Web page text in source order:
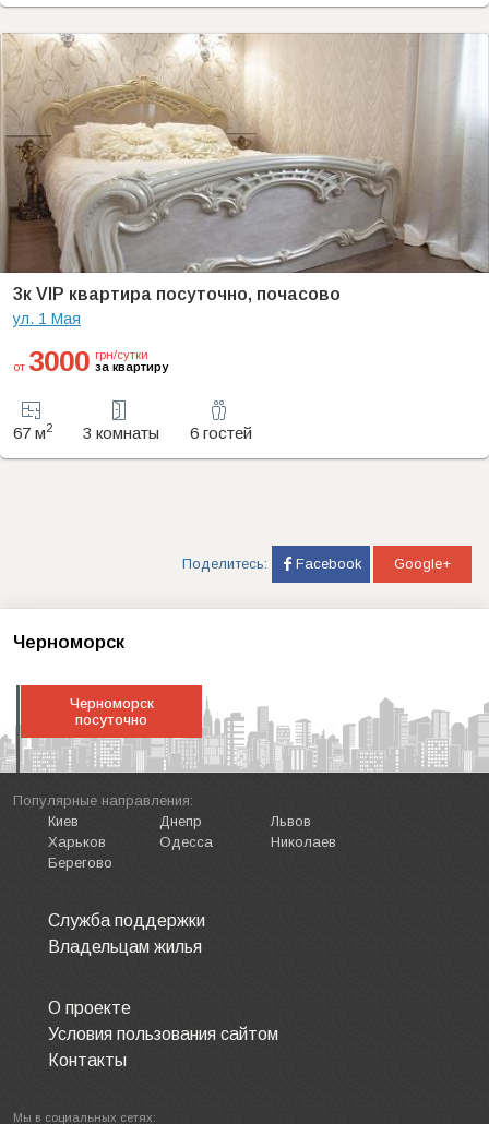
3к VIP квартира посуточно, почасово
ул. 1 Мая
от 3000 грн/сутки
за квартиру
67 м2 3 комнаты 6 гостей
Поделитесь: Facebook Google+
Черноморск
посуточно
Черноморск
Популярные направления:
Киев
Днепр
Львов
Харьков
Одесса
Николаев
Берегово
Служба поддержки
Владельцам жилья
О проекте
Условия пользования сайтом
Контакты
Мы в социальных сетях: